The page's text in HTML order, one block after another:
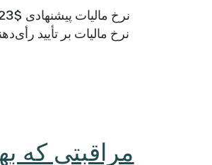
مراقبتی که